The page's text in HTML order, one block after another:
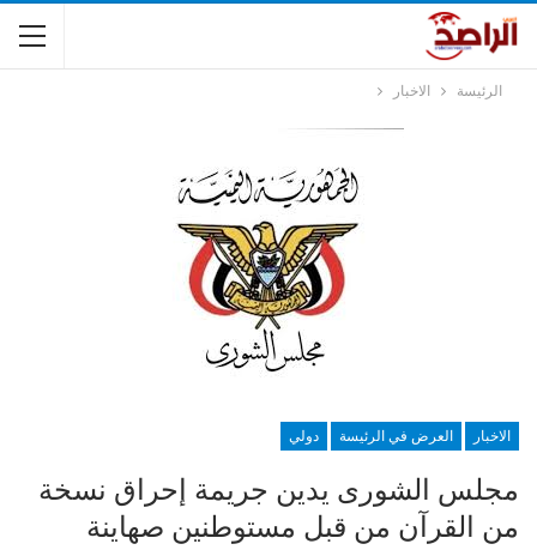
الرئيسة الاخبار
الاخبار العرض في الرئيسة دولي
مجلس الشورى يدين جريمة إحراق نسخة
من القرآن من قبل مستوطنين صهاينة